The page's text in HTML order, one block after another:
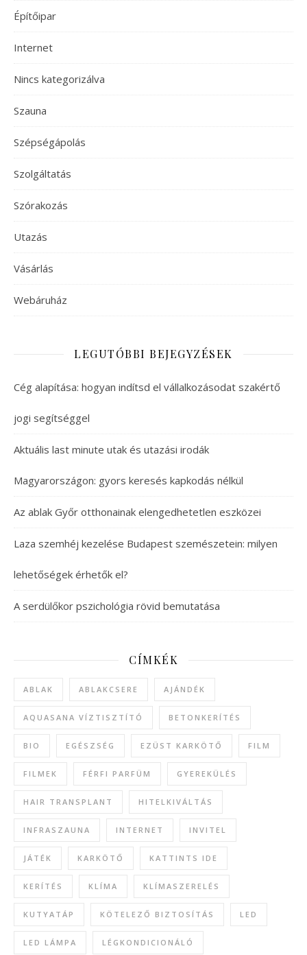
Építőipar
Internet
Nincs kategorizálva
Szauna
Szépségápolás
Szolgáltatás
Szórakozás
Utazás
Vásárlás
Webáruház
LEGUTÓBBI BEJEGYZÉSEK
Cég alapítása: hogyan indítsd el vállalkozásodat szakértő
jogi segítséggel
Aktuális last minute utak és utazási irodák
Magyarországon: gyors keresés kapkodás nélkül
Az ablak Győr otthonainak elengedhetetlen eszközei
Laza szemhéj kezelése Budapest szemészetein: milyen
lehetőségek érhetők el?
A serdülőkor pszichológia rövid bemutatása
CÍMKÉK
ABLAK ABLAKCSERE AJÁNDÉK
AQUASANA VÍZTISZTÍTÓ BETONKERÍTÉS
BIO EGÉSZSÉG EZÜST KARKÖTŐ FILM
FILMEK FÉRFI PARFÜM GYEREKÜLÉS
HAIR TRANSPLANT HITELKIVÁLTÁS
INFRASZAUNA INTERNET INVITEL
JÁTÉK KARKÖTŐ KATTINTS IDE
KERÍTÉS KLÍMA KLÍMASZERELÉS
KUTYATÁP KÖTELEZŐ BIZTOSÍTÁS LED
LED LÁMPA LÉGKONDICIONÁLÓ